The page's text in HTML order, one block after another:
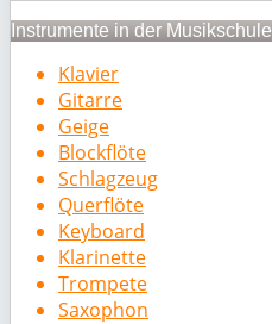
Instrumente in der Musikschule
Klavier
Gitarre
Geige
Blockflöte
Schlagzeug
Querflöte
Keyboard
Klarinette
Trompete
Saxophon